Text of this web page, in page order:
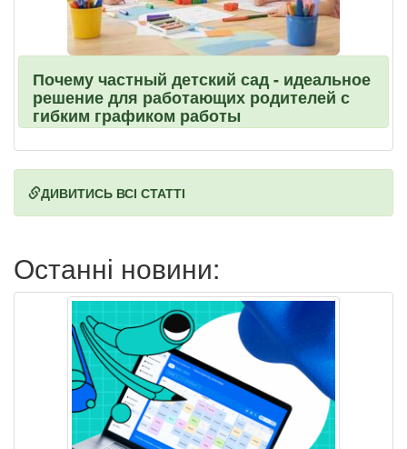
Почему частный детский сад - идеальное
решение для работающих родителей с
гибким графиком работы
ДИВИТИСЬ ВСІ СТАТТІ
Останні новини: